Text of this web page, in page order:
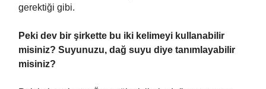
gerektiği gibi.
Peki dev bir şirkette bu iki kelimeyi kullanabilir
misiniz? Suyunuzu, dağ suyu diye tanımlayabilir
misiniz?